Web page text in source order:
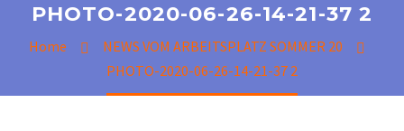
PHOTO-2020-06-26-14-21-37 2
Home
NEWS VOM ARBEITSPLATZ SOMMER 20
PHOTO-2020-06-26-14-21-37 2